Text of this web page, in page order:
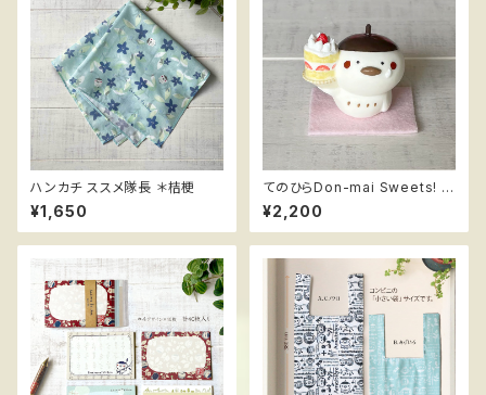
ハンカチ ススメ隊長 ＊桔梗
¥1,650
てのひらDon-mai Sweets! ＊
いちごショート ハンドメイドフ
ィギュア ススメ隊長
¥2,200